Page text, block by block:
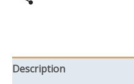
Description